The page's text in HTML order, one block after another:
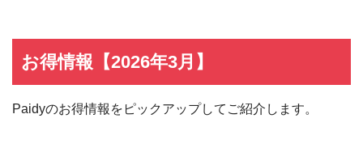
お得情報【2026年3月】
Paidyのお得情報をピックアップしてご紹介します。